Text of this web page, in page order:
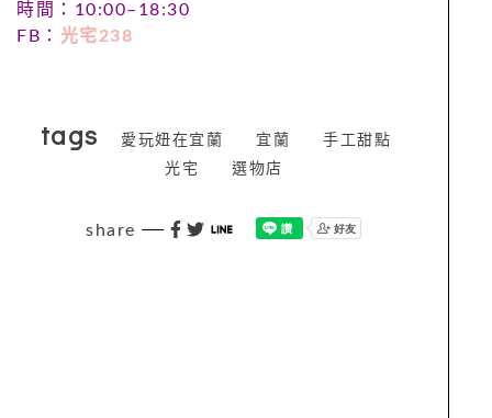
時間： 10:00–18:30
FB： 光宅238
tags 愛玩妞在宜蘭 宜蘭
手工甜點
光宅
選物店
share